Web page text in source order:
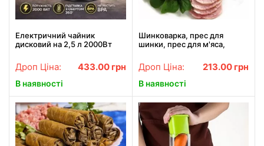
Електричний чайник
дисковий на 2,5 л 2000Вт
підтримкою теплового
режиму
Дроп Ціна: 433.00 грн
В наявності
Шинковарка, прес для
шинки, прес для м'яса,
Series Multipro шинковарка
Дроп Ціна: 213.00 грн
В наявності